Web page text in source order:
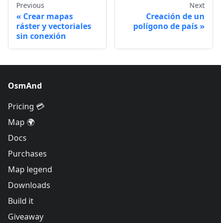
Previous
Crear mapas
ráster y vectoriales
sin conexión
Next
Creación de un
polígono de país
OsmAnd
Pricing 💳
Map 🌍
Docs
Purchases
Map legend
Downloads
Build it
Giveaway